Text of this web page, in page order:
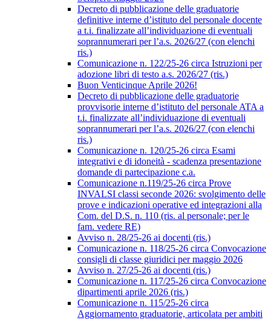
Decreto di pubblicazione delle graduatorie
definitive interne d’istituto del personale docente
a t.i. finalizzate all’individuazione di eventuali
soprannumerari per l’a.s. 2026/27 (con elenchi
ris.)
Comunicazione n. 122/25-26 circa Istruzioni per
adozione libri di testo a.s. 2026/27 (ris.)
Buon Venticinque Aprile 2026!
Decreto di pubblicazione delle graduatorie
provvisorie interne d’istituto del personale ATA a
t.i. finalizzate all’individuazione di eventuali
soprannumerari per l’a.s. 2026/27 (con elenchi
ris.)
Comunicazione n. 120/25-26 circa Esami
integrativi e di idoneità - scadenza presentazione
domande di partecipazione c.a.
Comunicazione n.119/25-26 circa Prove
INVALSI classi seconde 2026: svolgimento delle
prove e indicazioni operative ed integrazioni alla
Com. del D.S. n. 110 (ris. al personale; per le
fam. vedere RE)
Avviso n. 28/25-26 ai docenti (ris.)
Comunicazione n. 118/25-26 circa Convocazione
consigli di classe giuridici per maggio 2026
Avviso n. 27/25-26 ai docenti (ris.)
Comunicazione n. 117/25-26 circa Convocazione
dipartimenti aprile 2026 (ris.)
Comunicazione n. 115/25-26 circa
Aggiornamento graduatorie, articolata per ambiti